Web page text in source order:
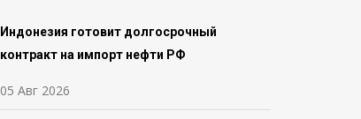
Индонезия готовит долгосрочный
контракт на импорт нефти РФ
05 Авг 2026